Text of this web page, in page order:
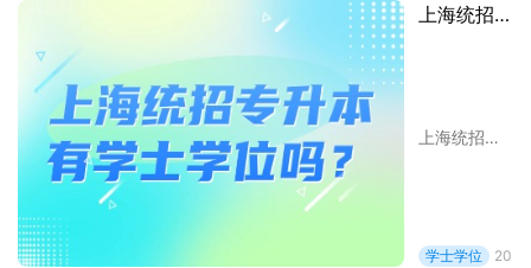
上海统招专升本有学士学位吗？
上海统招专升本有学士学位吗?关于这个问题，大家可以查看以下内容获取答案，希望对各位有所帮助!
学士学位